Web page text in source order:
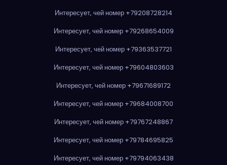
Интересует, чей номер +79208728214
Интересует, чей номер +79268654009
Интересует, чей номер +79363537721
Интересует, чей номер +79604803603
Интересует, чей номер +79671689172
Интересует, чей номер +79684008700
Интересует, чей номер +79767248867
Интересует, чей номер +79784695825
Интересует, чей номер +79794063438